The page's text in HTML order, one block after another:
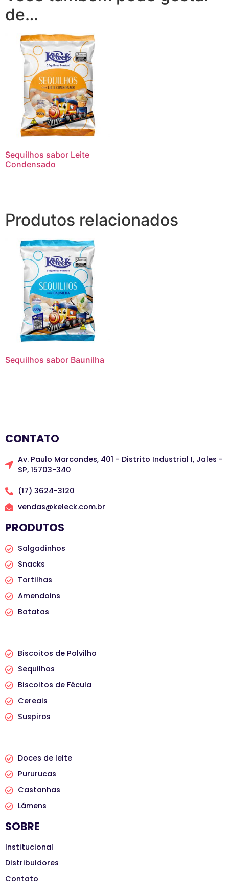
de…
Sequilhos sabor Leite
Condensado
Produtos relacionados
Sequilhos sabor Baunilha
CONTATO
Av. Paulo Marcondes, 401 - Distrito Industrial I, Jales -
SP, 15703-340
(17) 3624-3120
vendas@keleck.com.br
PRODUTOS
Salgadinhos
Snacks
Tortilhas
Amendoins
Batatas
Biscoitos de Polvilho
Sequilhos
Biscoitos de Fécula
Cereais
Suspiros
Doces de leite
Pururucas
Castanhas
Lámens
SOBRE
Institucional
Distribuidores
Contato